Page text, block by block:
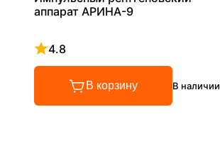
аппарат АРИНА-9
4.8
Рейтинг 4.8 из 5
В корзину В наличии